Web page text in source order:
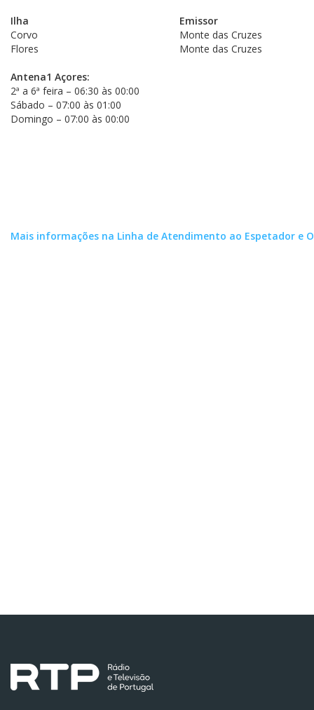
Ilha
Emissor
Corvo
Monte das Cruzes
Flores
Monte das Cruzes
Antena1 Açores:
2ª a 6ª feira – 06:30 às 00:00
Sábado – 07:00 às 01:00
Domingo – 07:00 às 00:00
Mais informações na Linha de Atendimento ao Espetador e